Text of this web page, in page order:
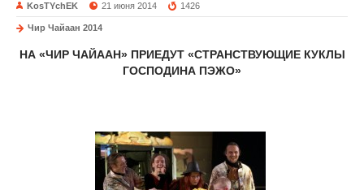
KosTYchEK 21 июня 2014 1426
Чир Чайаан 2014
НА «ЧИР ЧАЙААН» ПРИЕДУТ «СТРАНСТВУЮЩИЕ КУКЛЫ
ГОСПОДИНА ПЭЖО»